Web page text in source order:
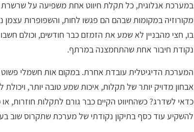
במערכת אנלוגית, כל תקלת חיווט אחת משפיעה על שרשרת
מקורוזיה במקומות שבהם הם פגשו לחות, והשפופרות
בו, חצי מהבניין לא שמע את הזמזם כבר חודשים, וכולם
נקודת חיבור אחת שהתחמצנה במרתף.
המערכת הדיגיטלית עובדת אחרת. במקום אות חשמלי
אבחון מדויק יותר של תקלות, איכות שמע טובה יותר,
כדאי לשדרג? כשהחיווט הקיים כבר גורם לתקלות חוזרות,
להשקיע עוד כסף בתיקון נקודתי של מערכת שתקרוס שוב